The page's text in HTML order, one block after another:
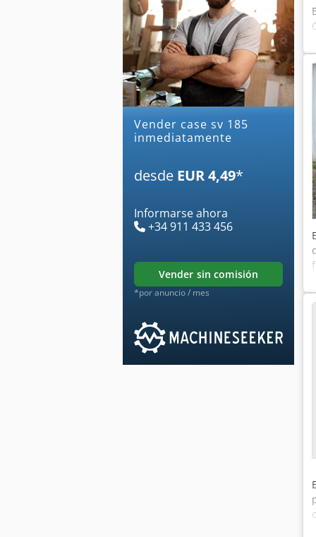
Vender case sv 185
inmediatamente
desde EUR 4,49*
Informarse ahora
+34 911 433 456
vender sin comisión
*por anuncio / mes